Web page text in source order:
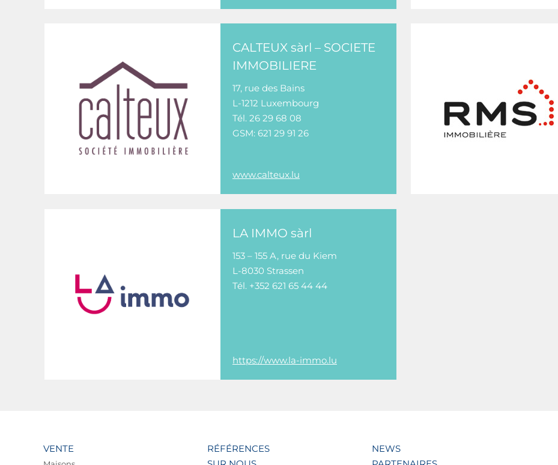
CALTEUX sàrl – SOCIETE
IMMOBILIERE
17, rue des Bains
L-1212 Luxembourg
Tél. 26 29 68 08
GSM: 621 29 91 26
www.calteux.lu
LA IMMO sàrl
153 – 155 A, rue du Kiem
L-8030 Strassen
Tél. +352 621 65 44 44
https://www.la-immo.lu
VENTE
RÉFÉRENCES
NEWS